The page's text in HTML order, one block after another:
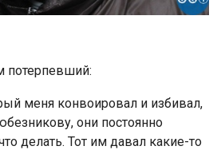
потерпевший:
меня конвоировал и избивал,
они постоянно
делать. Тот им давал какие-то